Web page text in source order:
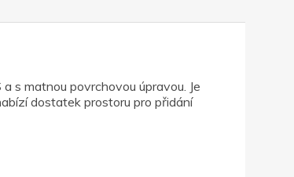
s matnou povrchovou úpravou. Je
dostatek prostoru pro přidání